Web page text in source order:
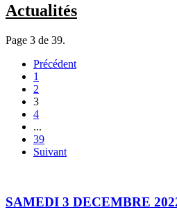
Actualités
Page 3 de 39.
Précédent
1
2
3
4
...
39
Suivant
SAMEDI 3 DECEMBRE